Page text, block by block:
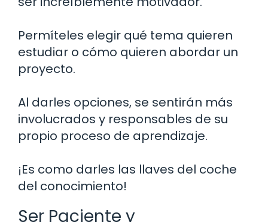
Permíteles elegir qué tema quieren
estudiar o cómo quieren abordar un
proyecto.
Al darles opciones, se sentirán más
involucrados y responsables de su
propio proceso de aprendizaje.
¡Es como darles las llaves del coche
del conocimiento!
Ser Paciente y